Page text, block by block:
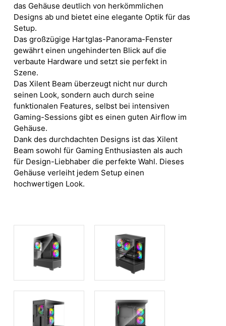
das Gehäuse deutlich von herkömmlichen
Designs ab und bietet eine elegante Optik für das
Setup.
Das großzügige Hartglas-Panorama-Fenster
gewährt einen ungehinderten Blick auf die
verbaute Hardware und setzt sie perfekt in
Szene.
Das Xilent Beam überzeugt nicht nur durch
seinen Look, sondern auch durch seine
funktionalen Features, selbst bei intensiven
Gaming-Sessions gibt es einen guten Airflow im
Gehäuse.
Dank des durchdachten Designs ist das Xilent
Beam sowohl für Gaming Enthusiasten als auch
für Design-Liebhaber die perfekte Wahl. Dieses
Gehäuse verleiht jedem Setup einen
hochwertigen Look.